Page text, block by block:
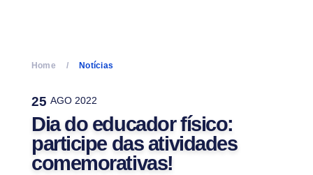
Home Notícias
25 AGO 2022
Dia do educador físico:
participe das atividades
comemorativas!